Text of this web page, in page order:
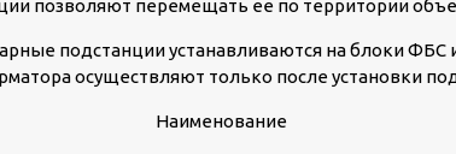
позволяют перемещать ее по территории
подстанции устанавливаются на блоки
осуществляют только после установки
Наименование